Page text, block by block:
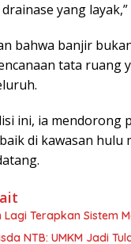
yang layak,”
bahwa banjir
tata ruang
ini, ia mendorong
di kawasan
Lagi Terapkan Sistem
NTB: UMKM Jadi